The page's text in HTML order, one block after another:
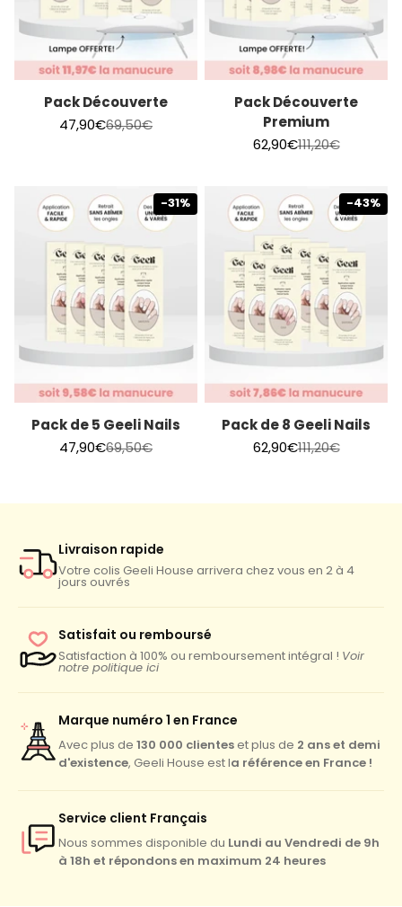
Pack Découverte
Prix de vente
47,90€Prix normal
69,50€
Pack Découverte
Premium
Prix de vente
62,90€Prix normal
111,20€
-31%
Pack de 5 Geeli Nails
Prix de vente
47,90€Prix normal
69,50€
-43%
Pack de 8 Geeli Nails
Prix de vente
62,90€Prix normal
111,20€
Livraison rapide
Votre colis Geeli House arrivera chez vous en 2 à 4
jours ouvrés
Satisfait ou remboursé
Satisfaction à 100% ou remboursement intégral ! Voir
notre politique ici
Marque numéro 1 en France
Avec plus de 130 000 clientes et plus de 2 ans et demi
d'existence, Geeli House est l a référence en France !
Service client Français
Nous sommes disponible du Lundi au Vendredi de 9h
à 18h et répondons en maximum 24 heures